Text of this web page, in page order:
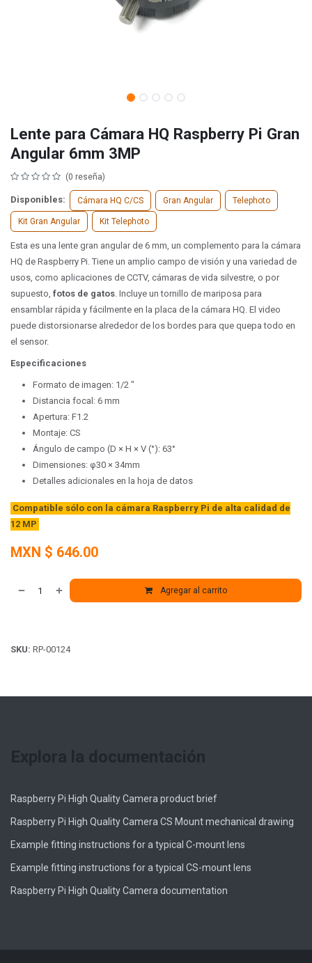
Lente para Cámara HQ Raspberry Pi Gran
Angular 6mm 3MP
(0 reseña)
Disponibles: Cámara HQ C/CS Gran Angular Telephoto
Kit Gran Angular Kit Telephoto
Esta es una lente gran angular de 6 mm, un complemento para la cámara
HQ de Raspberry Pi. Tiene un amplio campo de visión y una variedad de
usos, como aplicaciones de CCTV, cámaras de vida silvestre, o por
supuesto, fotos de gatos. Incluye un tornillo de mariposa para
ensamblar rápida y fácilmente en la placa de la cámara HQ. El video
puede distorsionarse alrededor de los bordes para que quepa todo en
el sensor.
Especificaciones
Formato de imagen: 1/2 "
Distancia focal: 6 mm
Apertura: F1.2
Montaje: CS
Ángulo de campo (D × H × V (°): 63°
Dimensiones: φ30 × 34mm
Detalles adicionales en la hoja de datos
Compatible sólo con la cámara Raspberry Pi de alta calidad de
12 MP
MXN $ 646.00
Agregar al carrito
SKU: RP-00124
Explora la documentación
Raspberry Pi High Quality Camera product brief
Raspberry Pi High Quality Camera CS Mount mechanical drawing
Example fitting instructions for a typical C-mount lens
Example fitting instructions for a typical CS-mount lens
Raspberry Pi High Quality Camera documentation